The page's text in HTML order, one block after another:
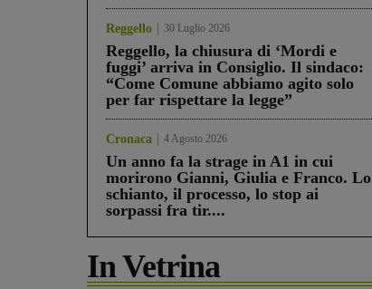
Reggello 30 Luglio 2026
Reggello, la chiusura di ‘Mordi e
fuggi’ arriva in Consiglio. Il sindaco:
“Come Comune abbiamo agito solo
per far rispettare la legge”
Cronaca 4 Agosto 2026
Un anno fa la strage in A1 in cui
morirono Gianni, Giulia e Franco. Lo
schianto, il processo, lo stop ai
sorpassi fra tir....
In Vetrina